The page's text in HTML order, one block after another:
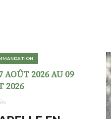
RECOMMANDATION
DU 02 AOÛT 2026 AU 23
AOÛT 2026
Expositions